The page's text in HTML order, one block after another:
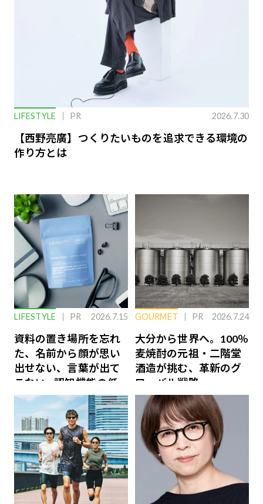
LIFESTYLE PR 2026.7.30
【西野亮廣】つくりたいものを追求できる環境の
作り方とは
LIFESTYLE PR 2026.7.15
資料の置き場所を忘れ
た、名前から顔が思い
出せない、言葉が出て
こない…認知機能の低
下を救う、脳のインナ
ーケアとは
GOURMET PR 2026.7.24
大分から世界へ。100％
麦焼酎の元祖・二階堂
酒造が挑む、革新のグ
ローバル戦略